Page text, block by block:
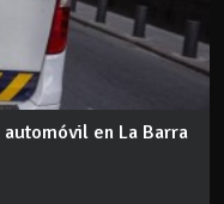
en La Barra